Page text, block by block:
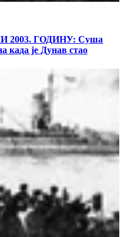
2003. ГОДИНУ: Суша
када је Дунав стао